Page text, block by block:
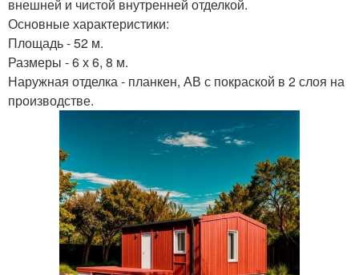
внешней и чистой внутренней отделкой.
Основные характеристики:
Площадь - 52 м.
Размеры - 6 х 6, 8 м.
Наружная отделка - планкен, АВ с покраской в 2 слоя на
производстве.